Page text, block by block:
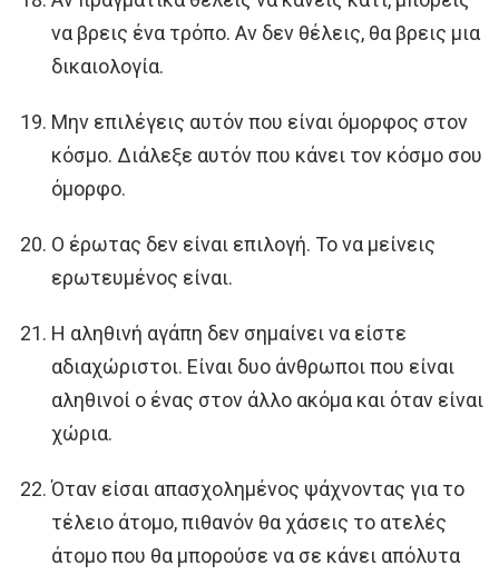
να βρεις ένα τρόπο. Αν δεν θέλεις, θα βρεις μια
δικαιολογία.
Μην επιλέγεις αυτόν που είναι όμορφος στον
κόσμο. Διάλεξε αυτόν που κάνει τον κόσμο σου
όμορφο.
Ο έρωτας δεν είναι επιλογή. Το να μείνεις
ερωτευμένος είναι.
Η αληθινή αγάπη δεν σημαίνει να είστε
αδιαχώριστοι. Είναι δυο άνθρωποι που είναι
αληθινοί ο ένας στον άλλο ακόμα και όταν είναι
χώρια.
Όταν είσαι απασχολημένος ψάχνοντας για το
τέλειο άτομο, πιθανόν θα χάσεις το ατελές
άτομο που θα μπορούσε να σε κάνει απόλυτα